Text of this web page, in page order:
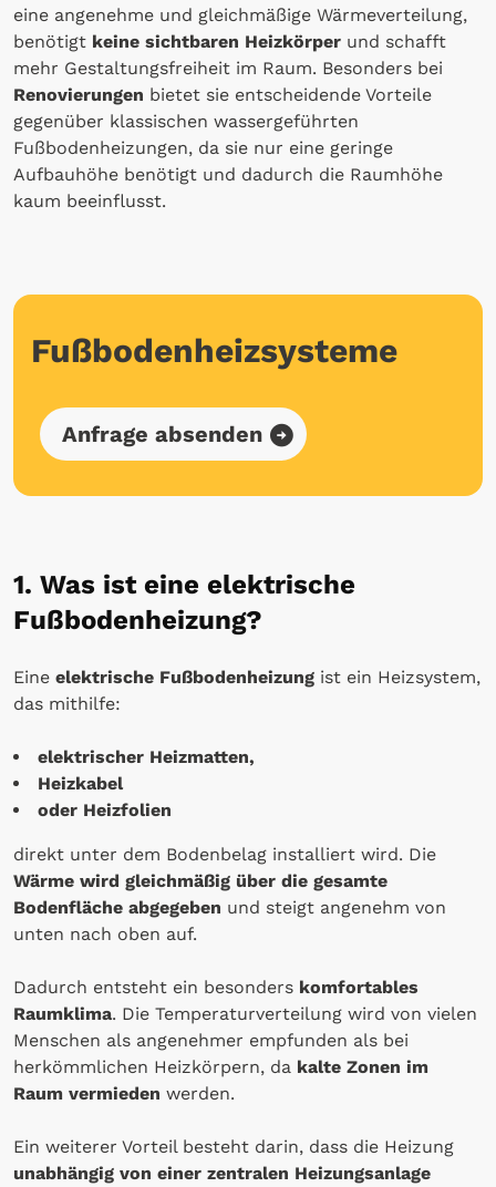
eine angenehme und gleichmäßige Wärmeverteilung,
benötigt keine sichtbaren Heizkörper und schafft
mehr Gestaltungsfreiheit im Raum. Besonders bei
Renovierungen bietet sie entscheidende Vorteile
gegenüber klassischen wassergeführten
Fußbodenheizungen, da sie nur eine geringe
Aufbauhöhe benötigt und dadurch die Raumhöhe
kaum beeinflusst.
Fußbodenheizsysteme
Anfrage absenden
1. Was ist eine elektrische
Fußbodenheizung?
Eine elektrische Fußbodenheizung ist ein Heizsystem,
das mithilfe:
elektrischer Heizmatten,
Heizkabel
oder Heizfolien
direkt unter dem Bodenbelag installiert wird. Die
Wärme wird gleichmäßig über die gesamte
Bodenfläche abgegeben und steigt angenehm von
unten nach oben auf.
Dadurch entsteht ein besonders komfortables
Raumklima. Die Temperaturverteilung wird von vielen
Menschen als angenehmer empfunden als bei
herkömmlichen Heizkörpern, da kalte Zonen im
Raum vermieden werden.
Ein weiterer Vorteil besteht darin, dass die Heizung
unabhängig von einer zentralen Heizungsanlage